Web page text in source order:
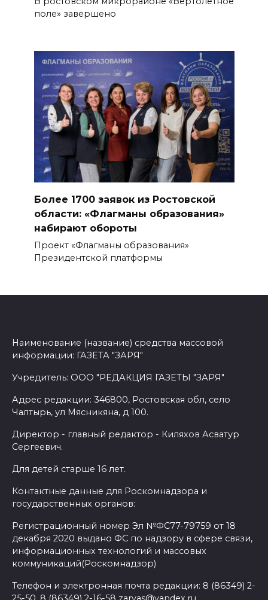
поле» завершено
Более 1700 заявок из Ростовской
области: «Флагманы образования»
набирают обороты
Проект «Флагманы образования»
Президентской платформы
Наименование (название) средства массовой
информации: ГАЗЕТА "ЗАРЯ"
Учредитель: ООО "РЕДАКЦИЯ ГАЗЕТЫ "ЗАРЯ"
Адрес редакции: 346800, Ростовская обл, село
Чалтырь, ул Мясникяна, д 100.
Директор - главный редактор - Киляхов Асватур
Сергеевич.
Для детей старше 16 лет.
Контактные данные для Роскомнадзора и
государственных органов:
Регистрационный номер Эл №ФС77-79759 от 18
декабря 2020 выдано ФС по надзору в сфере связи,
информационных технологий и массовых
коммуникаций(Роскомнадзор)
Телефон и электронная почта редакции: 8 (86349) 2-